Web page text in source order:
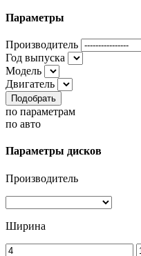
Параметры
Производитель
Год выпуска
Модель
Двигатель
Подобрать
по параметрам
по авто
Параметры дисков
Производитель
Ширина